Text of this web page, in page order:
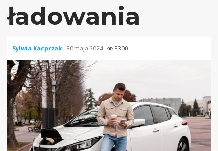
ładowania
Sylwia Kacprzak 30 maja 2024 3300